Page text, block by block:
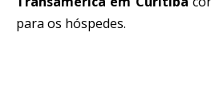
para os hóspedes.